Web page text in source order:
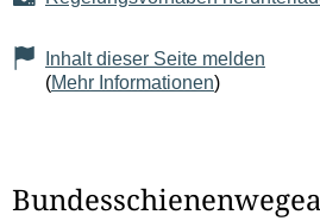
Inhalt dieser Seite melden
(Mehr Informationen)